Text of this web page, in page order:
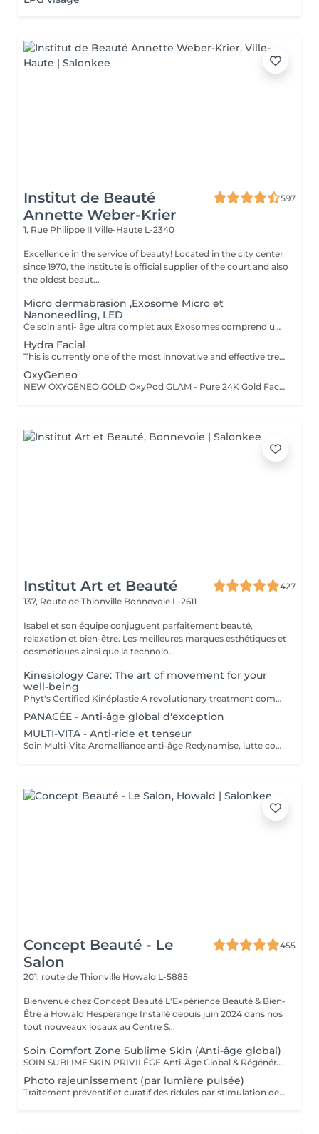
Institut de Beauté
Annette Weber-Krier
597
1, Rue Philippe II Ville-Haute L-2340
Excellence in the service of beauty! Located in the city center
since 1970, the institute is official supplier of the court and also
the oldest beaut...
Micro dermabrasion ,Exosome Micro et
Nanoneedling, LED
Ce soin anti- âge ultra complet aux Exosomes comprend une microdermabrasion, un soin activateur Cold plasma, le microneedling avec des Exosomes, un masque feuille de collagène avec le nanoneedling, pour finaliser encore 15' de luminothérapie. Vous partirez avec votre sérum aux exosomes pour continuer le soin à domicile.
Hydra Facial
This is currently one of the most innovative and effective treatment methods and is absolutely painless. Dead skin cells are gently removed by a combination of mechanical and chemical peelings and impurities are sucked out of the pores. At the same time, the skin is supplied with beneficial, highly potent active ingredients. Collagen growth is stimulated, cell renewal is stimulated and the skin is intensely moisturized. It appears firmer and has a youthful glow. Thanks to the various boosters, every skin situation can be perfectly addressed. In addition to first-class anti-aging treatments, there is the opportunity to purify the skin and make the young, blemish-prone skin appear more even. The listed treatment goals are noticeable and directly visible - without any downtime after the application.
OxyGeneo
NEW OXYGENEO GOLD OxyPod GLAM - Pure 24K Gold Facial A luxurious pure gold facial revitalizes and firms dull skin, boosts skin hydration, and prov It is a care combining the internal production of oxygen in the skin, the microabrasion of the stratum corneum and the infusion of active ingredients in the deep layers of the skin. A pleasant treatment that acts simultaneously on 3 levels for immediately visible results. By associating the radiofrequency, the treatment improves the contours of the face, the cutaneous aspect. The skin is fresh, young and radiant. TriPollar RF Radio Frequency is a new, highly advanced technology for non-invasive facial firming. The skin is heated deep, which allows a tightening effect of collagen fibers making the skin firmer instantly. Radio Frequency also stimulates the natural production of collagen and elastin fibers for significant results in the improvement of facial lines and wrinkles. The results are immediately visible and persist without surgery and without revalidation time. In addition, the ultrasound temporarily reduces the density of the layers of the skin, in this way spaces are formed between the cells. Active ingredients can therefore penetrate deeper into the skin. The active ingredients are composed of small molecules that allow a better passage between the cells. This process is safe and effective for all skin types even for the most sensitive skin. It is also painless, provides a micro massage and stimulates regeneratio
Institut Art et Beauté
427
137, Route de Thionville Bonnevoie L-2611
Isabel et son équipe conjuguent parfaitement beauté,
relaxation et bien-être. Les meilleures marques esthétiques et
cosmétiques ainsi que la technolo...
Kinesiology Care: The art of movement for your
well-being
Phyt's Certified Kinéplastie A revolutionary treatment combining physiotherapy and natural products for a gentle yet effective approach to beauty. Utilizes manual techniques and organic products to deeply stimulate the skin, without chemicals or invasive procedures. Each session is tailored to meet your unique needs, targeting fascia and muscles for a bespoke solution that perfectly adapts to your skin. Oxygenation and Regeneration: Boosts blood circulation and cellular regeneration to enhance skin elasticity and firmness, making your skin look visibly younger and more toned. Immediate Results: Achieve visible effects from the very first session with noticeable firming and toning. Each treatment is packaged in individual ampoules to ensure perfect hygiene, optimal freshness with every application, and precise dosage. Estheticians Fatima Lisete Marie Francesca Phyt's Certified Kinéplastie is more than just a treatmentit provides tangible results for your skin's health. Treat yourself to this expert care and reveal revitalized, radiant skin with the help of our skilled estheticians.
PANACÉE - Anti-âge global d'exception
MULTI-VITA - Anti-ride et tenseur
Soin Multi-Vita Aromalliance anti-âge Redynamise, lutte contre le vieillissement de la peau Le Soin Multi-Vita certifié bio est un soin multivitaminé redynamisant aux actifs puissants luttant contre les signes du vieillissement cutané de tous les types de peaux matures. Ambiance feutrée, senteurs subtiles et épicées pour ce soin anti-âge. Tout commence par un nettoyage de la peau, suivi du modelage aux huiles bio précieuses anti-âge. Véritable soin tenseur anti-âge, son modelage exclusif aux baguettes cible précisément les rides pour une action renforcée. Les tissus sont stimulés, remodelés, les échanges relancés. Relaxation intense lors de la pose du masque, qui précède l'application de la Crème Absolue certifiée bio, pour une beauté à son apogée. Convient pour : Tous types de peaux matures
Concept Beauté - Le
Salon
455
201, route de Thionville Howald L-5885
Bienvenue chez Concept Beauté L'Expérience Beauté & Bien-
Être à Howald Hesperange Installé depuis juin 2024 dans nos
tout nouveaux locaux au Centre S...
Soin Comfort Zone Sublime Skin (Anti-âge global)
SOIN SUBLIME SKIN PRIVILÈGE Anti-Âge Global & Régénérant Le soin d'excellence pour une peau sublimée ! Ce protocole complet associe les technologies anti-âge les plus avancées et des techniques de massage profondes pour un effet lifting et raffermissant immédiat. Il agit sur la perte de volume, les rides et le relâchement cutané pour une peau redensifiée, éclatante et plus jeune. SOINS DU VISAGE COMFORT ZONE Nos soins du visage utilisent les produits de la marque Comfort Zone, une référence en cosmétique professionnelle alliant science, nature et innovation. Formulés avec des ingrédients d'origine naturelle, sans silicones, parabènes ni huiles minérales, ces soins sont conçus pour respecter l'équilibre de la peau tout en offrant des résultats visibles et durables. Chaque soin est un véritable rituel de bien-être et d'efficacité, adapté aux besoins spécifiques de votre peau.
Photo rajeunissement (par lumière pulsée)
Traitement préventif et curatif des ridules par stimulation des fibroblastes présents dans le derme.